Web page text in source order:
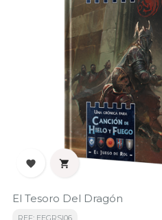
 
El Tesoro Del Dragón
REF: EEGRSI06